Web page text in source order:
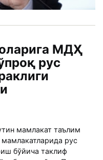
МДҲ
рус
мамлакат таълим
рус
бўйича таклиф